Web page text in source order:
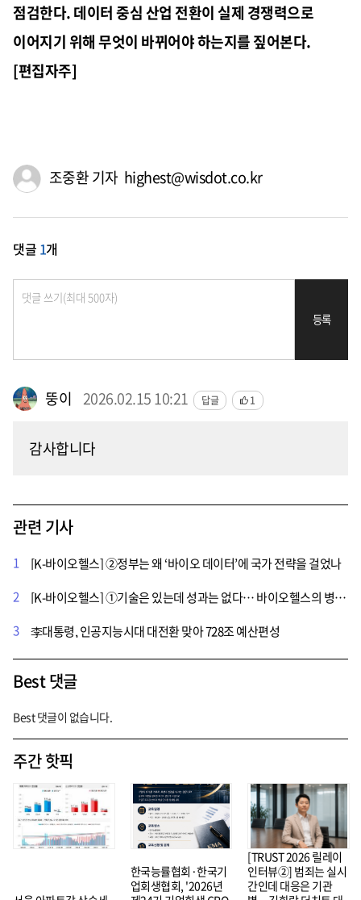
점검한다. 데이터 중심 산업 전환이 실제 경쟁력으로
이어지기 위해 무엇이 바뀌어야 하는지를 짚어본다.
[편집자주]
조중환 기자 highest@wisdot.co.kr
댓글 1개
등록
뚱이 2026.02.15 10:21 답글 1
감사합니다
관련 기사
1
[K-바이오헬스] ②정부는 왜 ‘바이오 데이터’에 국가 전략을 걸었나
2
[K-바이오헬스] ①기술은 있는데 성과는 없다… 바이오헬스의 병목은 ‘데이터’
3
李대통령, 인공지능시대 대전환 맞아 728조 예산편성
Best 댓글
Best 댓글이 없습니다.
주간 핫픽
한국능률협회·한국기
업회생협회, '2026년
[TRUST 2026 릴레이
인터뷰②] 범죄는 실시
간인데 대응은 기관